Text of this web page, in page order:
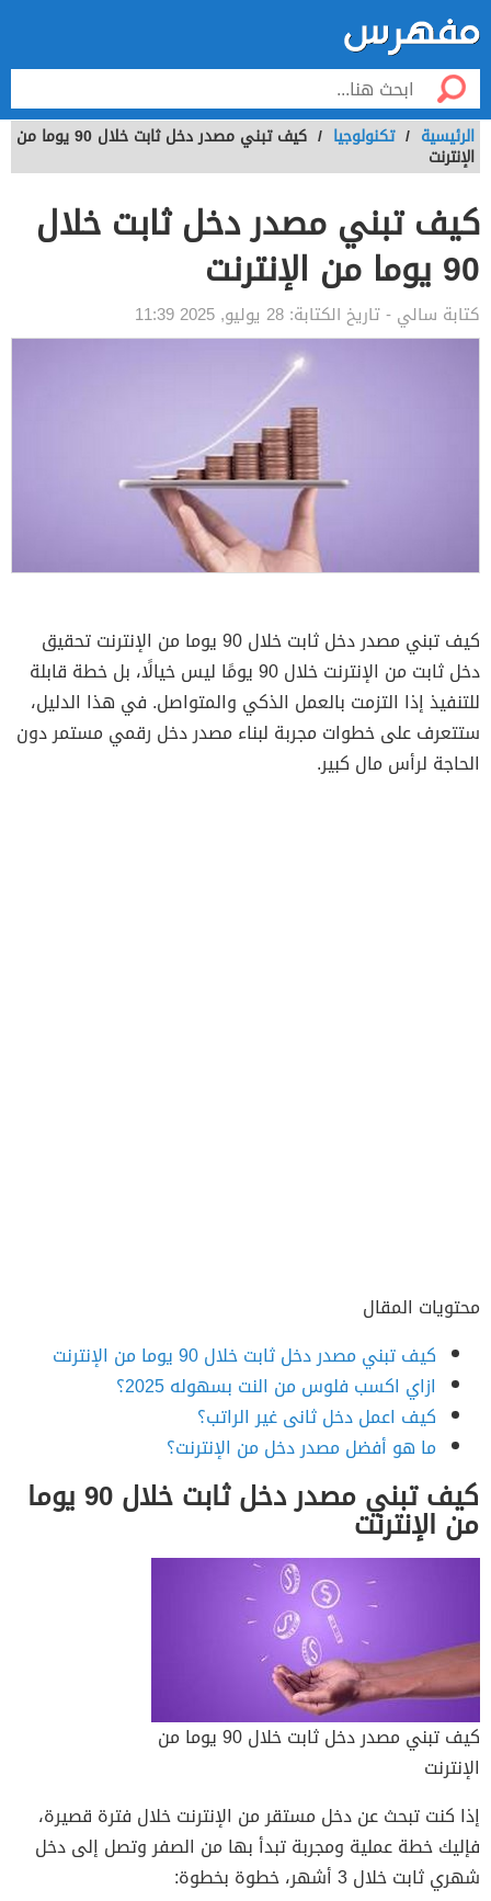
الرئيسية / تكنولوجيا / كيف تبني مصدر دخل ثابت خلال 90 يوما من
الإنترنت
كيف تبني مصدر دخل ثابت خلال
90 يوما من الإنترنت
كتابة سالي - تاريخ الكتابة: 28 يوليو, 2025 11:39
كيف تبني مصدر دخل ثابت خلال 90 يوما من الإنترنت تحقيق
دخل ثابت من الإنترنت خلال 90 يومًا ليس خيالًا، بل خطة قابلة
للتنفيذ إذا التزمت بالعمل الذكي والمتواصل. في هذا الدليل،
ستتعرف على خطوات مجربة لبناء مصدر دخل رقمي مستمر دون
الحاجة لرأس مال كبير.
محتويات المقال
كيف تبني مصدر دخل ثابت خلال 90 يوما من الإنترنت
ازاي اكسب فلوس من النت بسهوله 2025؟
كيف اعمل دخل ثانى غير الراتب؟
ما هو أفضل مصدر دخل من الإنترنت؟
كيف تبني مصدر دخل ثابت خلال 90 يوما
من الإنترنت
كيف تبني مصدر دخل ثابت خلال 90 يوما من
الإنترنت
إذا كنت تبحث عن دخل مستقر من الإنترنت خلال فترة قصيرة،
فإليك خطة عملية ومجربة تبدأ بها من الصفر وتصل إلى دخل
شهري ثابت خلال 3 أشهر، خطوة بخطوة: